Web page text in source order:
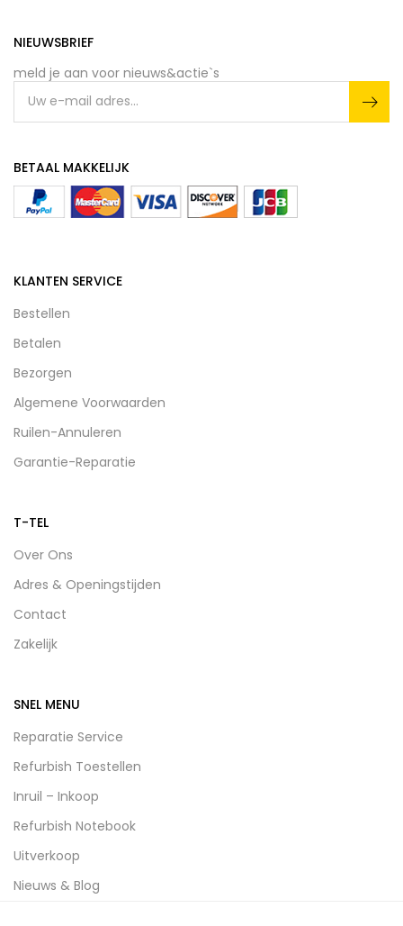
NIEUWSBRIEF
meld je aan voor nieuws&actie`s
BETAAL MAKKELIJK
KLANTEN SERVICE
Bestellen
Betalen
Bezorgen
Algemene Voorwaarden
Ruilen-Annuleren
Garantie-Reparatie
T-TEL
Over Ons
Adres & Openingstijden
Contact
Zakelijk
SNEL MENU
Reparatie Service
Refurbish Toestellen
Inruil – Inkoop
Refurbish Notebook
Uitverkoop
Nieuws & Blog